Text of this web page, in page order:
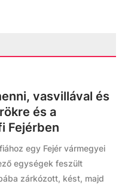
vasvillával és
és a
Fejérben
egy Fejér vármegyei
egységek feszült
zárkózott, kést, majd